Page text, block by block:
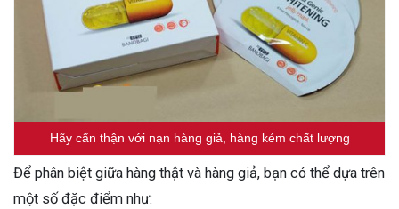
Hãy cẩn thận với nạn hàng giả, hàng kém chất lượng
Để phân biệt giữa hàng thật và hàng giả, bạn có thể dựa trên
một số đặc điểm như: